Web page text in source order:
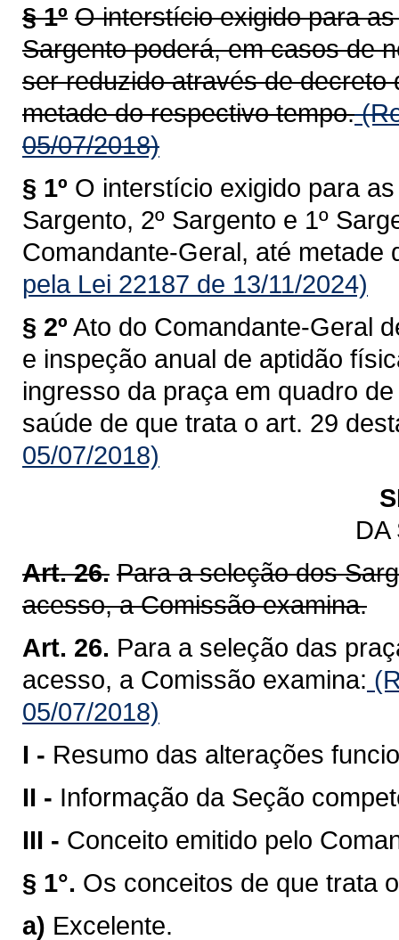
§ 1º O interstício exigido para
Sargento poderá, em casos de
ser reduzido através de
metade do respectivo tempo.
05/07/2018)
§ 1º O interstício exigido para
Sargento, 2º Sargento e 1º
Comandante-Geral, até metade
pela Lei 22187 de 13/11/2024)
§ 2º Ato do Comandante-Geral
e inspeção anual de aptidão
ingresso da praça em quadro
saúde de que trata o art. 29
05/07/2018)
DA
Art. 26. Para a seleção dos
acesso, a Comissão examina.
Art. 26. Para a seleção das
acesso, a Comissão examina:
05/07/2018)
I - Resumo das alterações
II - Informação da Seção
III - Conceito emitido pelo
§ 1°. Os conceitos de que trata
a) Excelente.